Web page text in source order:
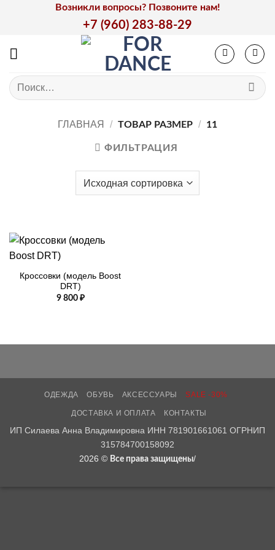
Возникли вопросы? Позвоните нам!
+7 (960) 283-88-29
Искать:
ГЛАВНАЯ / ТОВАР РАЗМЕР / 11
ФИЛЬТРАЦИЯ
Кроссовки (модель Boost
DRT)
9 800 ₽
ОДЕЖДА ОБУВЬ АКСЕССУАРЫ SALE -30%
ДОСТАВКА И ОПЛАТА КОНТАКТЫ
ИП Силаева Анна Владимировна ИНН 781901661061 ОГРНИП
315784700158092
2026 © Все права защищены/